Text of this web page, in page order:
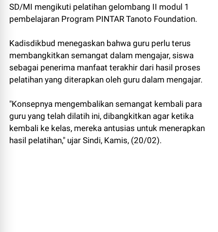
SD/MI mengikuti pelatihan gelombang II modul 1
pembelajaran Program PINTAR Tanoto Foundation.
Kadisdikbud menegaskan bahwa guru perlu terus
membangkitkan semangat dalam mengajar, siswa
sebagai penerima manfaat terakhir dari hasil proses
pelatihan yang diterapkan oleh guru dalam mengajar.
"Konsepnya mengembalikan semangat kembali para
guru yang telah dilatih ini, dibangkitkan agar ketika
kembali ke kelas, mereka antusias untuk menerapkan
hasil pelatihan," ujar Sindi, Kamis, (20/02).